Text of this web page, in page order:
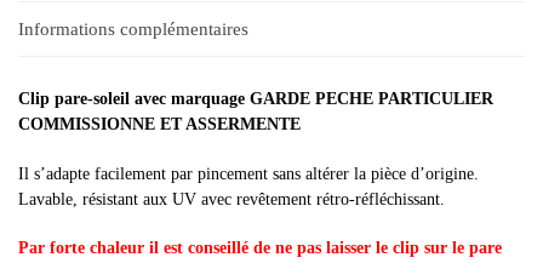
Informations complémentaires
Clip pare-soleil avec marquage GARDE PECHE PARTICULIER
COMMISSIONNE ET ASSERMENTE
Il s’adapte facilement par pincement sans altérer la pièce d’origine.
Lavable, résistant aux UV avec revêtement rétro-réfléchissant.
Par forte chaleur il est conseillé de ne pas laisser le clip sur le pare